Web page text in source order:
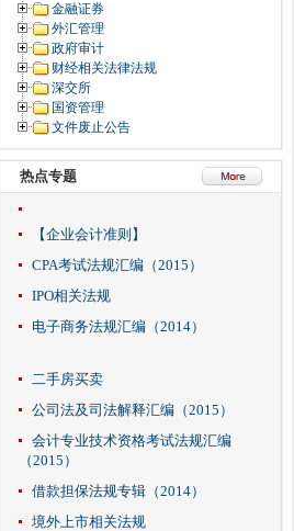
金融证券
外汇管理
政府审计
财经相关法律法规
深交所
国资管理
文件废止公告
热点专题
【企业会计准则】
CPA考试法规汇编（2015）
IPO相关法规
电子商务法规汇编（2014）
二手房买卖
公司法及司法解释汇编（2015）
会计专业技术资格考试法规汇编
（2015）
借款担保法规专辑（2014）
境外上市相关法规